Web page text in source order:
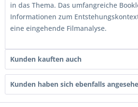
in das Thema. Das umfangreiche
Informationen zum
eine eingehende Filmanalyse.
Kunden kauften auch
Kunden haben sich ebenfalls